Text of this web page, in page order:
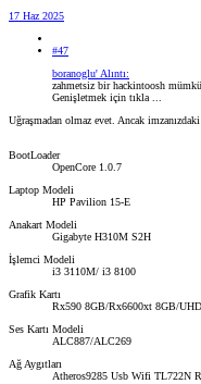
17 Haz 2025
#47
boranoglu' Alıntı:
zahmetsiz bir hackintoosh
Genişletmek için tıkla ...
Uğraşmadan olmaz evet. Ancak
BootLoader
OpenCore 1.0.7
Laptop Modeli
HP Pavilion 15-E
Anakart Modeli
Gigabyte H310M S2H
İşlemci Modeli
i3 3110M/ i3 8100
Grafik Kartı
Rx590 8GB/Rx6600xt 8GB/
Ses Kartı Modeli
ALC887/ALC269
Ağ Aygıtları
Atheros9285 Usb Wifi TL722N